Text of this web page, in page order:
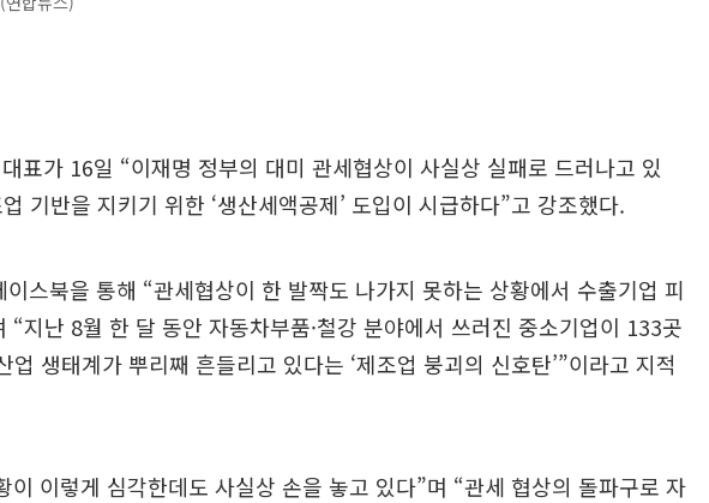
표가 16일 “이재명 정부의 대미 관세협상이 사실상 실패로 드러나고 있
기반을 지키기 위한 ‘생산세액공제’ 도입이 시급하다”고 강조했다.
스북을 통해 “관세협상이 한 발짝도 나가지 못하는 상황에서 수출기업 피
“지난 8월 한 달 동안 자동차부품·철강 분야에서 쓰러진 중소기업이 133곳
업 생태계가 뿌리째 흔들리고 있다는 ‘제조업 붕괴의 신호탄’”이라고 지적
이 이렇게 심각한데도 사실상 손을 놓고 있다”며 “관세 협상의 돌파구로 자